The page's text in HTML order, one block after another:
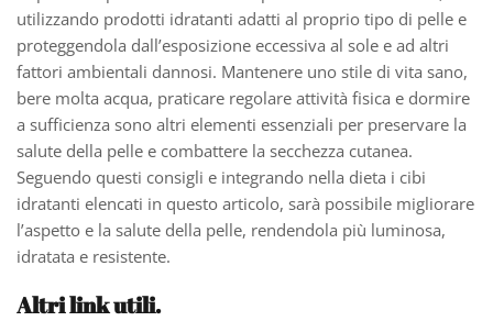
utilizzando prodotti idratanti adatti al proprio tipo di pelle e
proteggendola dall’esposizione eccessiva al sole e ad altri
fattori ambientali dannosi. Mantenere uno stile di vita sano,
bere molta acqua, praticare regolare attività fisica e dormire
a sufficienza sono altri elementi essenziali per preservare la
salute della pelle e combattere la secchezza cutanea.
Seguendo questi consigli e integrando nella dieta i cibi
idratanti elencati in questo articolo, sarà possibile migliorare
l’aspetto e la salute della pelle, rendendola più luminosa,
idratata e resistente.
Altri link utili.